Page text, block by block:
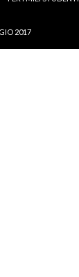
2017